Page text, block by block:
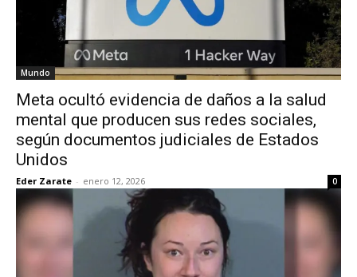
Mundo
Meta ocultó evidencia de daños a la salud
mental que producen sus redes sociales,
según documentos judiciales de Estados
Unidos
Eder Zarate - enero 12, 2026 0